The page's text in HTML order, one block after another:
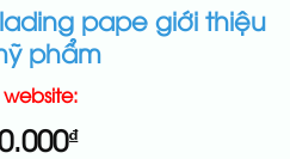
pape giới thiệu
phẩm
₫